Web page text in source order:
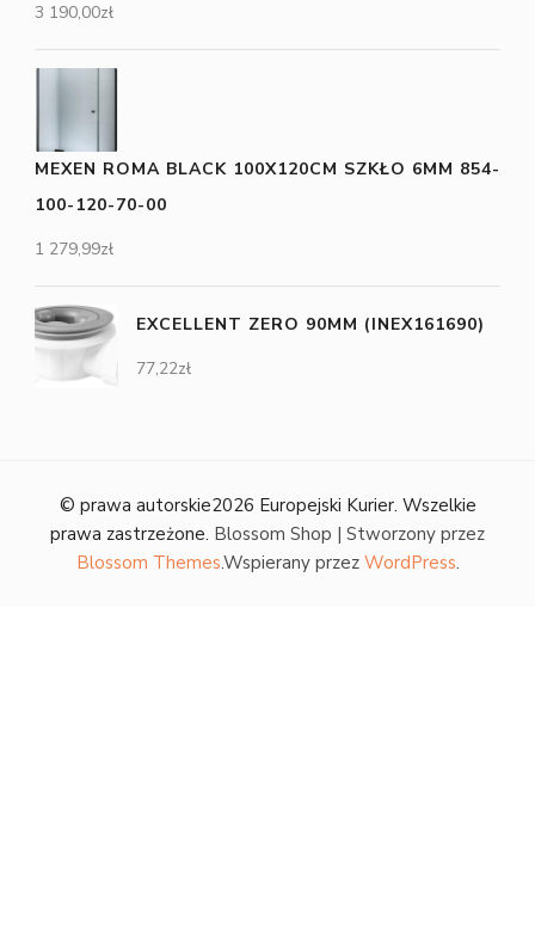
3 190,00zł
MEXEN ROMA BLACK 100X120CM SZKŁO 6MM 854-
100-120-70-00
1 279,99zł
EXCELLENT ZERO 90MM (INEX161690)
77,22zł
© prawa autorskie2026 Europejski Kurier. Wszelkie
prawa zastrzeżone. Blossom Shop | Stworzony przez
Blossom Themes.Wspierany przez WordPress.